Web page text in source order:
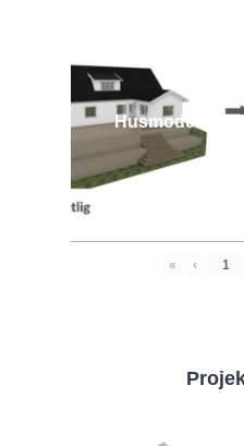
Husmodell
« ‹